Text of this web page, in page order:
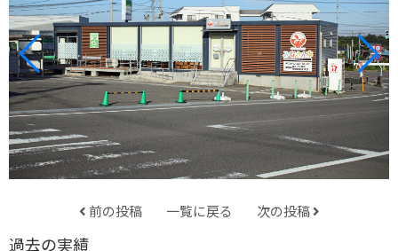
前の投稿 一覧に戻る 次の投稿
過去の実績